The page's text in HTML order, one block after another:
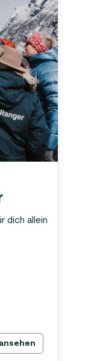
dich allein